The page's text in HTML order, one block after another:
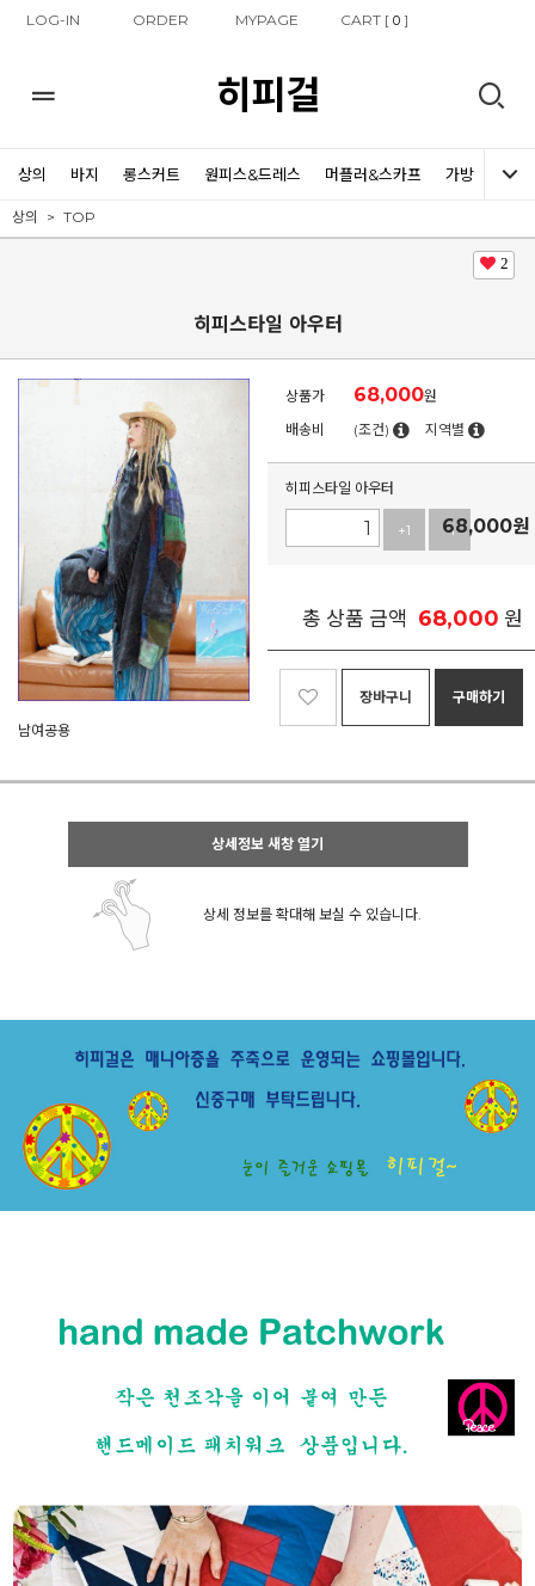
LOG-IN ORDER MYPAGE CART [0 ]
히피걸
상의 바지 롱스커트 원피스&드레스 머플러&스카프 가방 신발
상의 TOP
2
히피스타일 아우터
남여공용
상품가 68,000원
배송비
(조건) 지역별
히피스타일 아우터
+1 -1
68,000원
총 상품 금액 68,000 원
장바구니 구매하기
상세정보 새창 열기
상세 정보를 확대해 보실 수 있습니다.